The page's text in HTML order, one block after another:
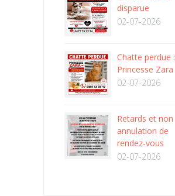
disparue
02-07-2026
Chatte perdue :
Princesse Zara
02-07-2026
Retards et non
annulation de
rendez-vous
02-07-2026